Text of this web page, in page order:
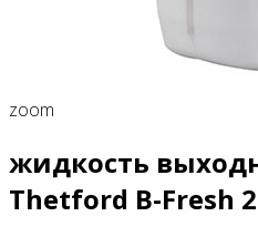
zoom
жидкость
Thetford B-Fresh